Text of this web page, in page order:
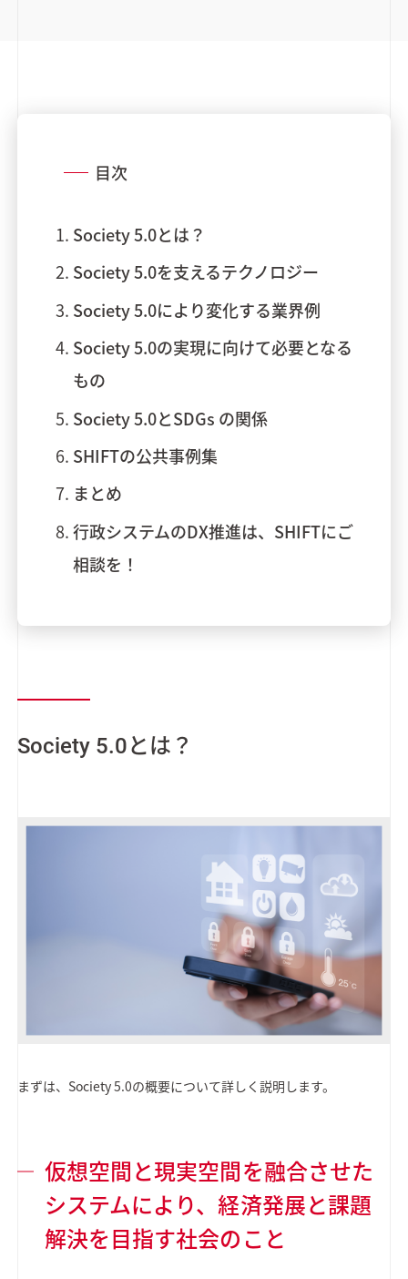
目次
Society 5.0とは？
Society 5.0を支えるテクノロジー
Society 5.0により変化する業界例
Society 5.0の実現に向けて必要となる
もの
Society 5.0とSDGs の関係
SHIFTの公共事例集
まとめ
行政システムのDX推進は、SHIFTにご
相談を！
Society 5.0とは？
まずは、Society 5.0の概要について詳しく説明します。
仮想空間と現実空間を融合させた
システムにより、経済発展と課題
解決を目指す社会のこと